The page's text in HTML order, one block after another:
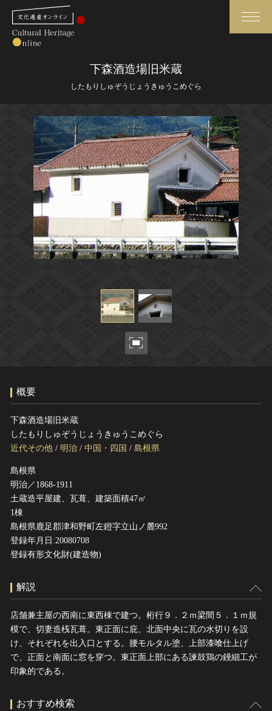
さらに詳細検索
さらに詳細検索
トップ
作品一覧
カテゴリで見る
世界遺産と無形文化遺産
全国の美術館・博物館
媒体資料・関連記事等
博物館、美術館の皆さまへ
文化庁よりご挨拶
今月のみどころ
お知らせ一覧
このサイトについて
関連サイトリンク
サイトマップ
サイトのご意見はこちら
文化遺産データベース
国指定文化財等データベース
下森酒造場旧米蔵
したもりしゅぞうじょうきゅうこめぐら
概要
下森酒造場旧米蔵
したもりしゅぞうじょうきゅうこめぐら
近代その他 / 明治 / 中国・四国 / 島根県
島根県
明治／1868-1911
土蔵造平屋建、瓦葺、建築面積47㎡
1棟
島根県鹿足郡津和野町左鐙字立山ノ麓992
登録年月日:20080708
登録有形文化財(建造物)
解説
店舗兼主屋の西南に東西棟で建つ。桁行９．２ｍ梁間５．１ｍ規
模で、切妻造桟瓦葺。東正面に庇、北面中央に瓦の水切りを設
け、それぞれを出入口とする。腰モルタル塗、上部漆喰仕上げ
で、正面と南面に窓を穿つ。東正面上部にある諫鼓鶏の鏝細工が
印象的である。
おすすめ検索